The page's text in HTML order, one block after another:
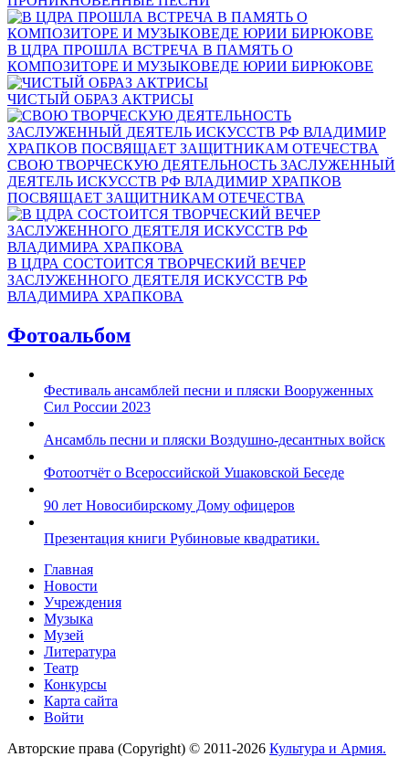
В ЦДРА ПРОШЛА ВСТРЕЧА В ПАМЯТЬ О
КОМПОЗИТОРЕ И МУЗЫКОВЕДЕ ЮРИИ БИРЮКОВЕ
ЧИСТЫЙ ОБРАЗ АКТРИСЫ
СВОЮ ТВОРЧЕСКУЮ ДЕЯТЕЛЬНОСТЬ ЗАСЛУЖЕННЫЙ
ДЕЯТЕЛЬ ИСКУССТВ РФ ВЛАДИМИР ХРАПКОВ
ПОСВЯЩАЕТ ЗАЩИТНИКАМ ОТЕЧЕСТВА
В ЦДРА СОСТОИТСЯ ТВОРЧЕСКИЙ ВЕЧЕР
ЗАСЛУЖЕННОГО ДЕЯТЕЛЯ ИСКУССТВ РФ
ВЛАДИМИРА ХРАПКОВА
Фотоальбом
Фестиваль ансамблей песни и пляски Вооруженных
Сил России 2023
Ансамбль песни и пляски Воздушно-десантных войск
Фотоотчёт о Всероссийской Ушаковской Беседе
90 лет Новосибирскому Дому офицеров
Презентация книги Рубиновые квадратики.
Главная
Новости
Учреждения
Музыка
Музей
Литература
Театр
Конкурсы
Карта сайта
Войти
Авторские права (Copyright) © 2011-2026 Культура и Армия.